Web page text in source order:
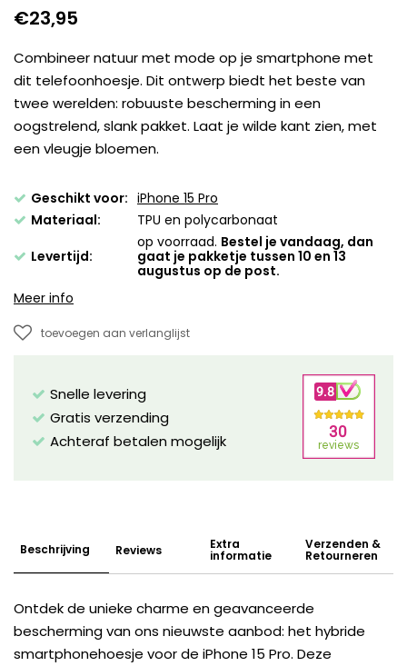
€23,95
Combineer natuur met mode op je smartphone met
dit telefoonhoesje. Dit ontwerp biedt het beste van
twee werelden: robuuste bescherming in een
oogstrelend, slank pakket. Laat je wilde kant zien, met
een vleugje bloemen.
Geschikt voor: iPhone 15 Pro
Materiaal:
TPU en polycarbonaat
Levertijd:
op voorraad. Bestel je vandaag, dan
gaat je pakketje tussen 10 en 13
augustus op de post.
Meer info
toevoegen aan verlanglijst
Snelle levering
Gratis verzending
Achteraf betalen mogelijk
Beschrijving Reviews Extra
informatie
Verzenden &
Retourneren
Ontdek de unieke charme en geavanceerde
bescherming van ons nieuwste aanbod: het hybride
smartphonehoesje voor de iPhone 15 Pro. Deze